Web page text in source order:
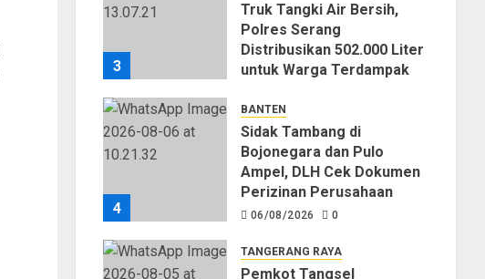
3
Truk Tangki Air Bersih,
Polres Serang
Distribusikan 502.000 Liter
untuk Warga Terdampak
06/08/2026
4
BANTEN
Sidak Tambang di
Bojonegara dan Pulo
Ampel, DLH Cek Dokumen
Perizinan Perusahaan
06/08/2026 0
TANGERANG RAYA
Pemkot Tangsel